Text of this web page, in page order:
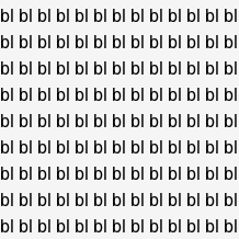
bl bl bl bl bl bl bl bl bl bl bl bl bl
bl bl bl bl bl bl bl bl bl bl bl bl bl
bl bl bl bl bl bl bl bl bl bl bl bl bl
bl bl bl bl bl bl bl bl bl bl bl bl bl
bl bl bl bl bl bl bl bl bl bl bl bl bl
bl bl bl bl bl bl bl bl bl bl bl bl bl
bl bl bl bl bl bl bl bl bl bl bl bl bl
bl bl bl bl bl bl bl bl bl bl bl bl bl
bl bl bl bl bl bl bl bl bl bl bl bl bl